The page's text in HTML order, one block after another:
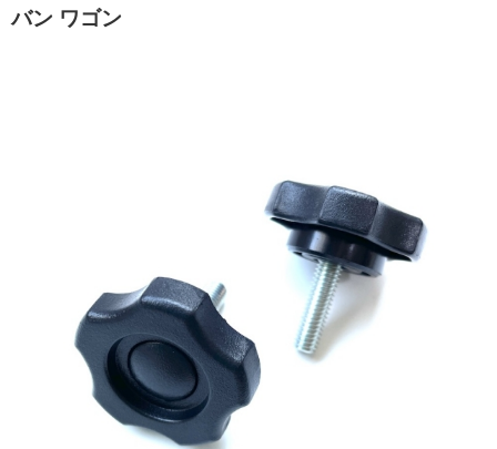
バン ワゴン